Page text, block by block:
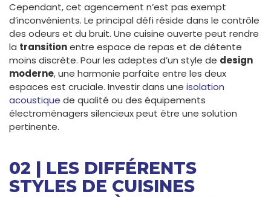
Cependant, cet agencement n’est pas exempt
d’inconvénients. Le principal défi réside dans le contrôle
des odeurs et du bruit. Une cuisine ouverte peut rendre
la transitionentre espace de repas et de détente
moins discrète. Pour les adeptes d’un style de design
moderne, une harmonie parfaite entre les deux
espaces est cruciale. Investir dans une isolation
acoustique de qualité ou des équipements
électroménagers silencieux peut être une solution
pertinente.
02 | LES DIFFÉRENTS
STYLES DE CUISINES